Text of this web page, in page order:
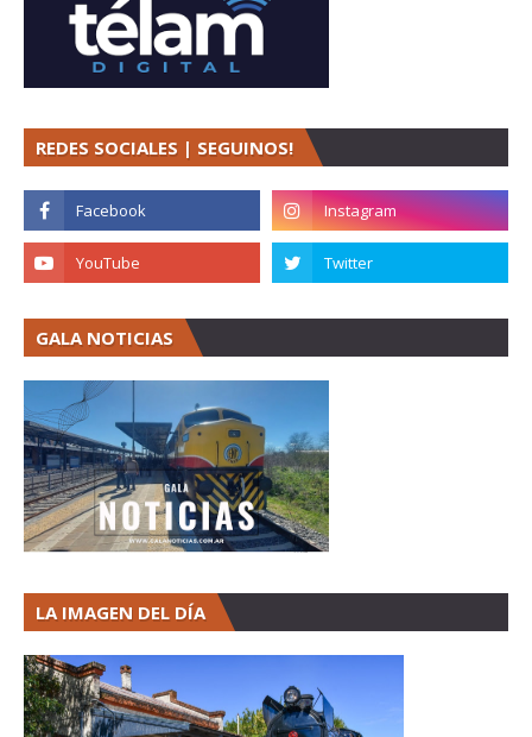
REDES SOCIALES | SEGUINOS!
GALA NOTICIAS
LA IMAGEN DEL DÍA